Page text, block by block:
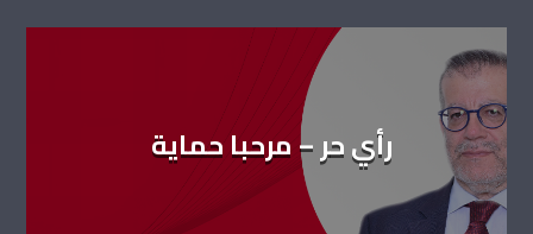
رأي حر – مرحبا حماية